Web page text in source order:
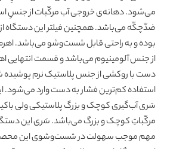
می‌شود. دهانه‌ی خروجی آب مرکّبات از جنسِ
ضدّچکّه می‌باشد. همچنین فیلتر این
بوده و به راحتی قابل شست‌وشو می‌باشد.
از جنس آلومینیوم می‌باشد و قسمت انتهایی
دست با روکشی از جنس پلاستیک نرم
سَری آب‌گیری کوچک و بزرگ پلاستیکی ولی
مرکّباتِ کوچک و بزرگ می‌باشد. سَری این
مهم موجب سهولت در شست‌وشوی این